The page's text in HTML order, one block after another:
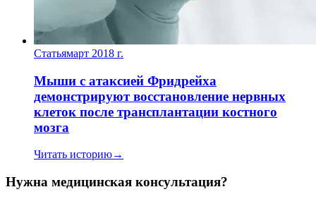
Статьямарт 2018 г.
Мыши с атаксией Фридрейха
демонстрируют восстановление нервных
клеток после трансплантации костного
мозга
Читать историю→
Нужна медицинская консультация?